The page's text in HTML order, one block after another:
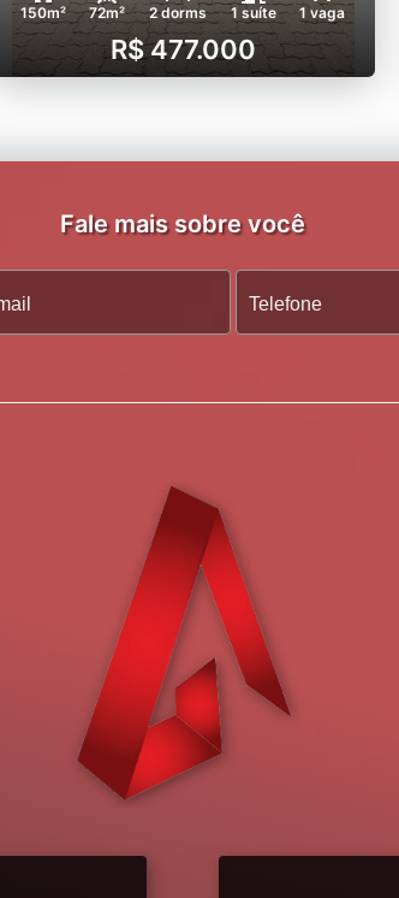
150m² 72m² 2 dorms 1 suíte 1 vaga
R$ 477.000
Fale mais sobre você